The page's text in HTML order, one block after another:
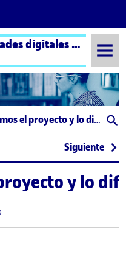
Recursos y comunidades digitales aula 1
el proyecto y lo difundimos!
entradas
final de la asignatura
Siguiente:
y lo
pm